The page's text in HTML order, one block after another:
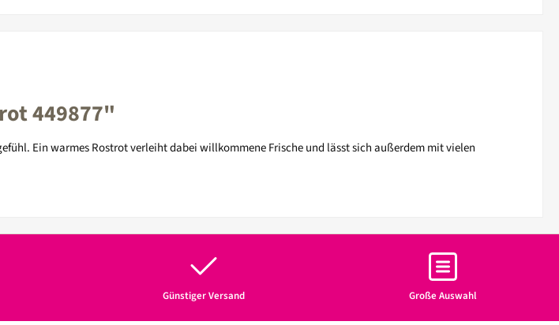
449877"
Ein warmes Rostrot verleiht dabei willkommene Frische und lässt sich außerdem mit vielen
Günstiger Versand Große Auswahl